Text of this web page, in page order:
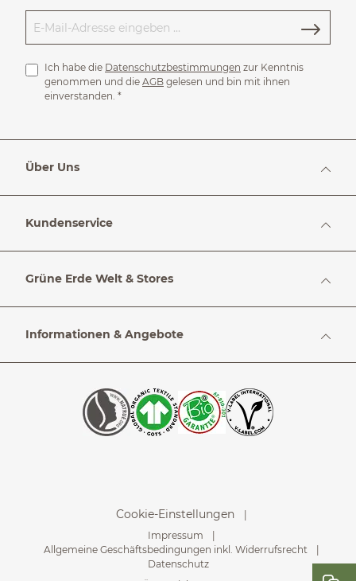
Ich habe die Datenschutzbestimmungen zur Kenntnis
genommen und die AGB gelesen und bin mit ihnen
einverstanden. *
Über Uns
Kundenservice
Grüne Erde Welt & Stores
Informationen & Angebote
Cookie-Einstellungen
Impressum
Allgemeine Geschäftsbedingungen inkl. Widerrufsrecht
Datenschutz